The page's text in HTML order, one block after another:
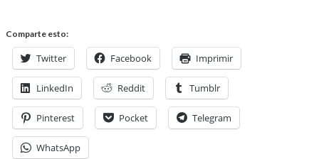
Comparte esto:
Twitter Facebook Imprimir
LinkedIn Reddit Tumblr
Pinterest Pocket Telegram
WhatsApp